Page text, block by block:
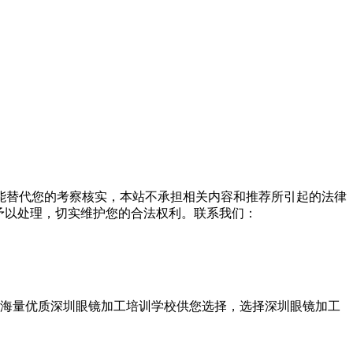
代您的考察核实，本站不承担相关内容和推荐所引起的法律
处理，切实维护您的合法权利。联系我们：
量优质深圳眼镜加工培训学校供您选择，选择深圳眼镜加工